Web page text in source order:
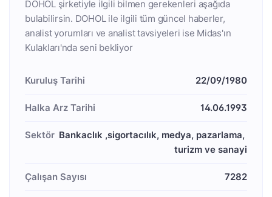
DOHOL şirketiyle ilgili bilmen gerekenleri aşağıda
bulabilirsin. DOHOL ile ilgili tüm güncel haberler,
analist yorumları ve analist tavsiyeleri ise Midas'ın
Kulakları'nda seni bekliyor
Kuruluş Tarihi 22/09/1980
Halka Arz Tarihi 14.06.1993
Sektör Bankaclık ,sigortacılık, medya, pazarlama,
turizm ve sanayi
Çalışan Sayısı 7282